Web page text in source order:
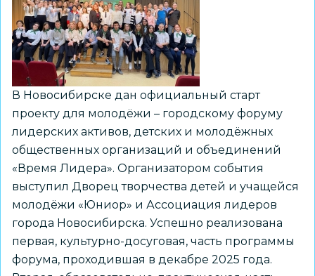
В Новосибирске дан официальный старт
проекту для молодёжи – городскому форуму
лидерских активов, детских и молодёжных
общественных организаций и объединений
«Время Лидера». Организатором события
выступил Дворец творчества детей и учащейся
молодёжи «Юниор» и Ассоциация лидеров
города Новосибирска. Успешно реализована
первая, культурно-досуговая, часть программы
форума, проходившая в декабре 2025 года.